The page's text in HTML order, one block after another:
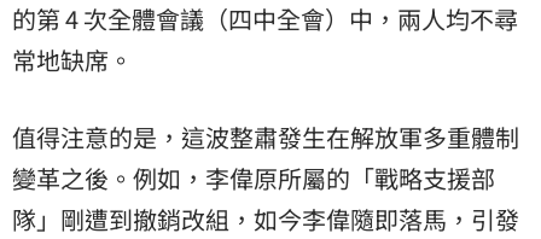
的第 4 次全體會議（四中全會）中，兩人均不尋
常地缺席。
值得注意的是，這波整肅發生在解放軍多重體制
變革之後。例如，李偉原所屬的「戰略支援部
隊」剛遭到撤銷改組，如今李偉隨即落馬，引發